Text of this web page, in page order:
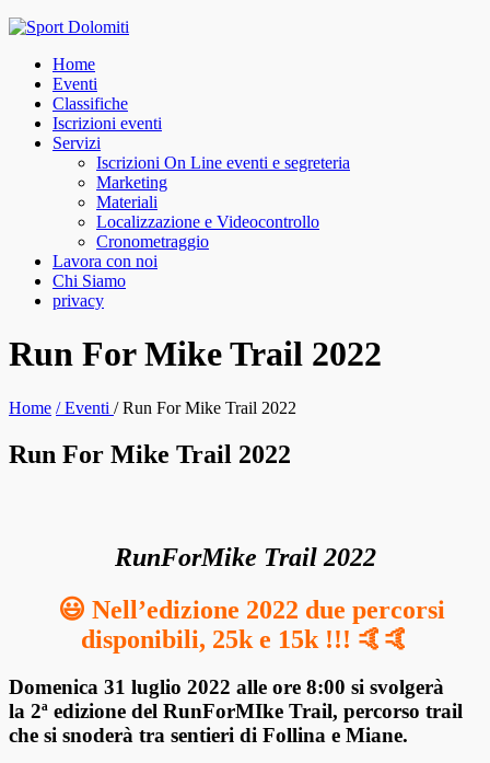
Skip
contentHome
Eventi
Classifiche
Iscrizioni eventi
Servizi
Iscrizioni On Line eventi e segreteria
Marketing
Materiali
Localizzazione e Videocontrollo
Cronometraggio
Lavora con noi
Chi Siamo
privacy
Run For Mike Trail 2022
Home /Eventi /Run For Mike Trail 2022
Run For Mike Trail 2022
RunForMike Trail 2022
😃 Nell’edizione 2022 due percorsi
disponibili, 25k e 15k !!! 🤙🤙
Domenica 31 luglio 2022 alle ore 8:00 si svolgerà
la 2ª edizione del RunForMIke Trail, percorso trail
che si snoderà tra sentieri di Follina e Miane.